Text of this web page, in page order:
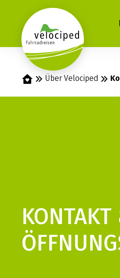
StartseiteÜber Velociped